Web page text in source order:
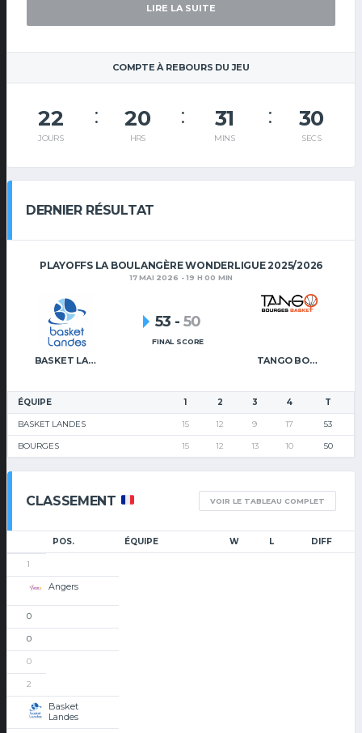
LIRE LA SUITE
COMPTE À REBOURS DU JEU
22
JOURS
20
HRS
31
MINS
30
SECS
DERNIER RÉSULTAT
PLAYOFFS LA BOULANGÈRE WONDERLIGUE 2025/2026
17 MAI 2026 - 19 H 00 MIN
BASKET LANDES TANGO BOURGES BASKET
53 - 50
FINAL SCORE
ÉQUIPE 1 2 3 4 T
BASKET LANDES 15 12 9 17 53
BOURGES 15 12 13 10 50
CLASSEMENT VOIR LE TABLEAU COMPLET
POS. ÉQUIPE W L DIFF
1
Angers
0
0
0
2
Basket
Landes